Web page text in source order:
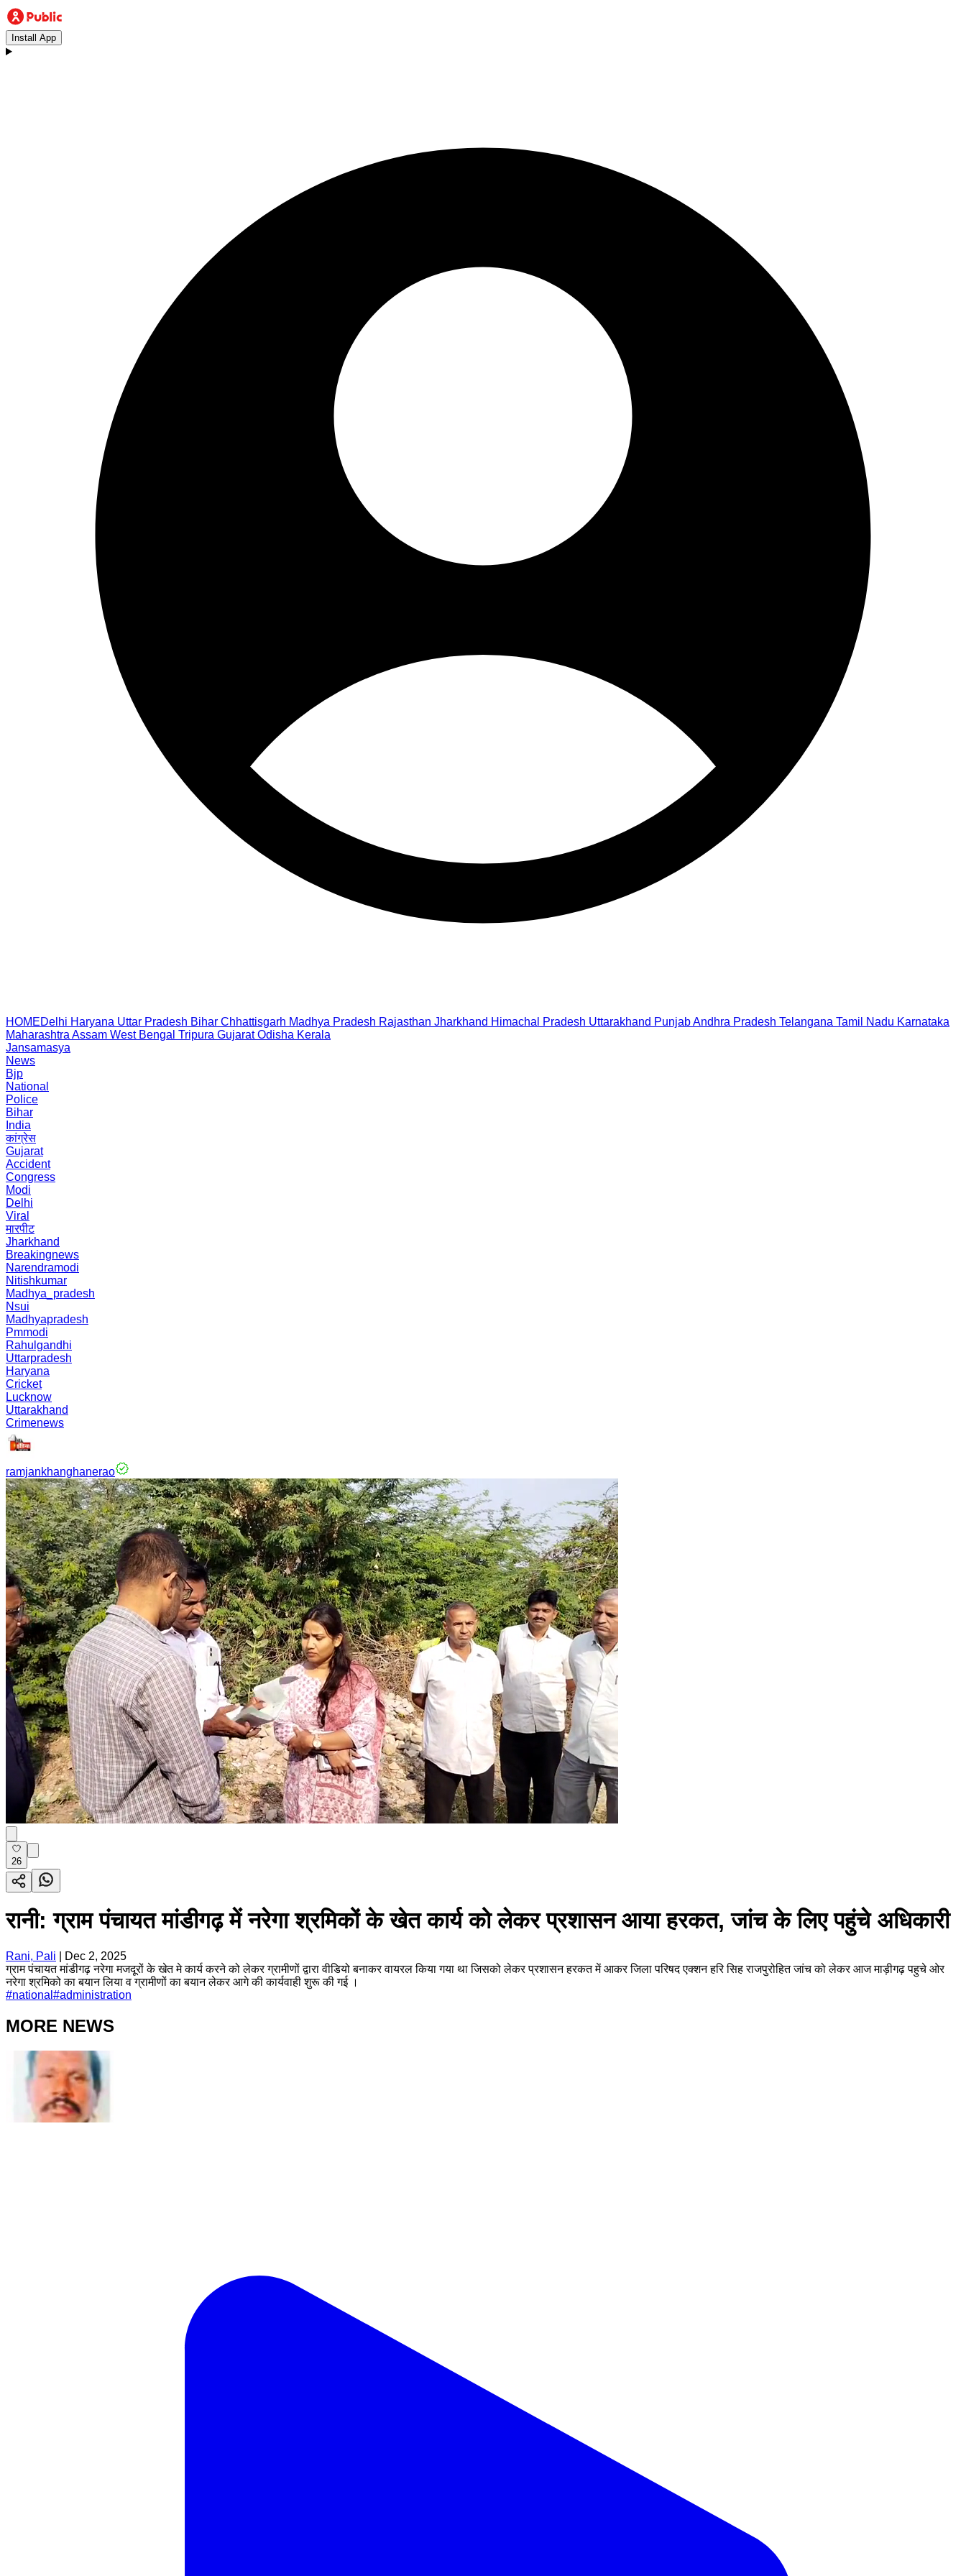
Install App
HOMEDelhi Haryana Uttar Pradesh Bihar Chhattisgarh Madhya Pradesh Rajasthan Jharkhand Himachal Pradesh Uttarakhand PunjabAndhra Pradesh Telangana Tamil Nadu Karnataka
Maharashtra Assam West Bengal Tripura Gujarat Odisha Kerala
Jansamasya
News
Bjp
National
Police
Bihar
India
कांग्रेस
Gujarat
Accident
Congress
Modi
Delhi
Viral
मारपीट
Jharkhand
Breakingnews
Narendramodi
Nitishkumar
Madhya_pradesh
Nsui
Madhyapradesh
Pmmodi
Rahulgandhi
Uttarpradesh
Haryana
Cricket
Lucknow
Uttarakhand
Crimenews
ramjankhanghanerao
26
रानी: ग्राम पंचायत मांडीगढ़ में नरेगा श्रमिकों के खेत कार्य को लेकर प्रशासन आया हरकत, जांच के लिए पहुंचे अधिकारी
Rani, Pali
Dec 2, 2025
ग्राम पंचायत मांडीगढ़ नरेगा मजदूरों के खेत मे कार्य करने को लेकर ग्रामीणों द्वारा वीडियो बनाकर वायरल किया गया था जिसको लेकर प्रशासन हरकत में आकर जिला परिषद एक्शन हरि सिह राजपुरोहित जांच को लेकर आज माड़ीगढ़ पहुचे ओर
नरेगा श्रमिको का बयान लिया व ग्रामीणों का बयान लेकर आगे की कार्यवाही शुरू की गई ।
#national #administration
MORE NEWS